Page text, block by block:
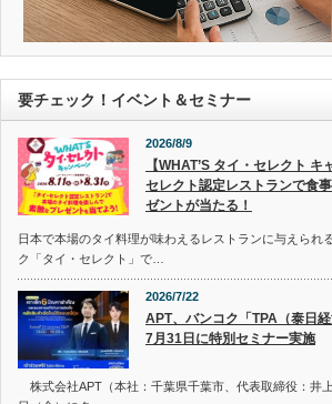
要チェック！イベント＆セミナー
2026/8/9
【WHAT’S タイ・セレクト
セレクト認定レストランで食
ゼントが当たる！
日本で本場のタイ料理が味わえるレストランに与えられ
ク「タイ・セレクト」で…
2026/7/22
APT、バンコク「TPA（泰日
7月31日に特別セミナー実施
株式会社APT（本社：千葉県千葉市、代表取締役：井